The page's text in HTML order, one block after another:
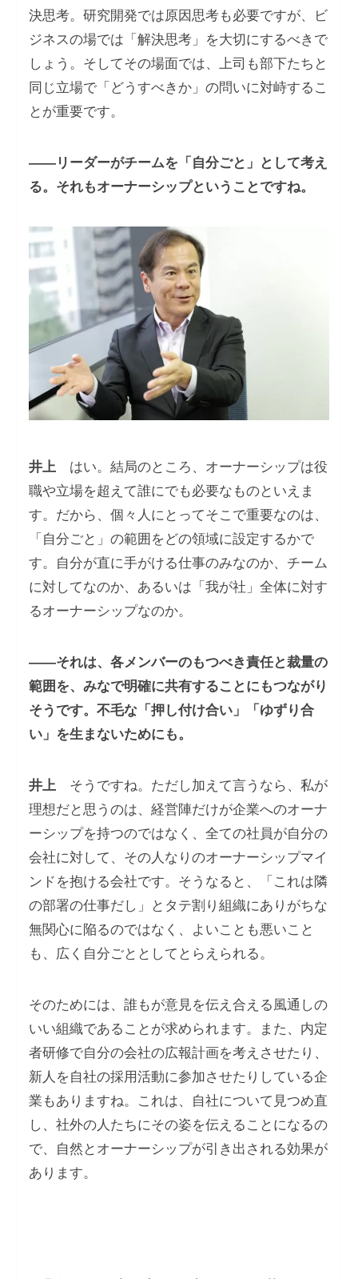
決思考。研究開発では原因思考も必要ですが、ビ
ジネスの場では「解決思考」を大切にするべきで
しょう。そしてその場面では、上司も部下たちと
同じ立場で「どうすべきか」の問いに対峙するこ
とが重要です。
――リーダーがチームを「自分ごと」として考え
る。それもオーナーシップということですね。
井上はい。結局のところ、オーナーシップは役
職や立場を超えて誰にでも必要なものといえま
す。だから、個々人にとってそこで重要なのは、
「自分ごと」の範囲をどの領域に設定するかで
す。自分が直に手がける仕事のみなのか、チーム
に対してなのか、あるいは「我が社」全体に対す
るオーナーシップなのか。
――それは、各メンバーのもつべき責任と裁量の
範囲を、みなで明確に共有することにもつながり
そうです。不毛な「押し付け合い」「ゆずり合
い」を生まないためにも。
井上そうですね。ただし加えて言うなら、私が
理想だと思うのは、経営陣だけが企業へのオーナ
ーシップを持つのではなく、全ての社員が自分の
会社に対して、その人なりのオーナーシップマイ
ンドを抱ける会社です。そうなると、「これは隣
の部署の仕事だし」とタテ割り組織にありがちな
無関心に陥るのではなく、よいことも悪いこと
も、広く自分ごととしてとらえられる。
そのためには、誰もが意見を伝え合える風通しの
いい組織であることが求められます。また、内定
者研修で自分の会社の広報計画を考えさせたり、
新人を自社の採用活動に参加させたりしている企
業もありますね。これは、自社について見つめ直
し、社外の人たちにその姿を伝えることになるの
で、自然とオーナーシップが引き出される効果が
あります。